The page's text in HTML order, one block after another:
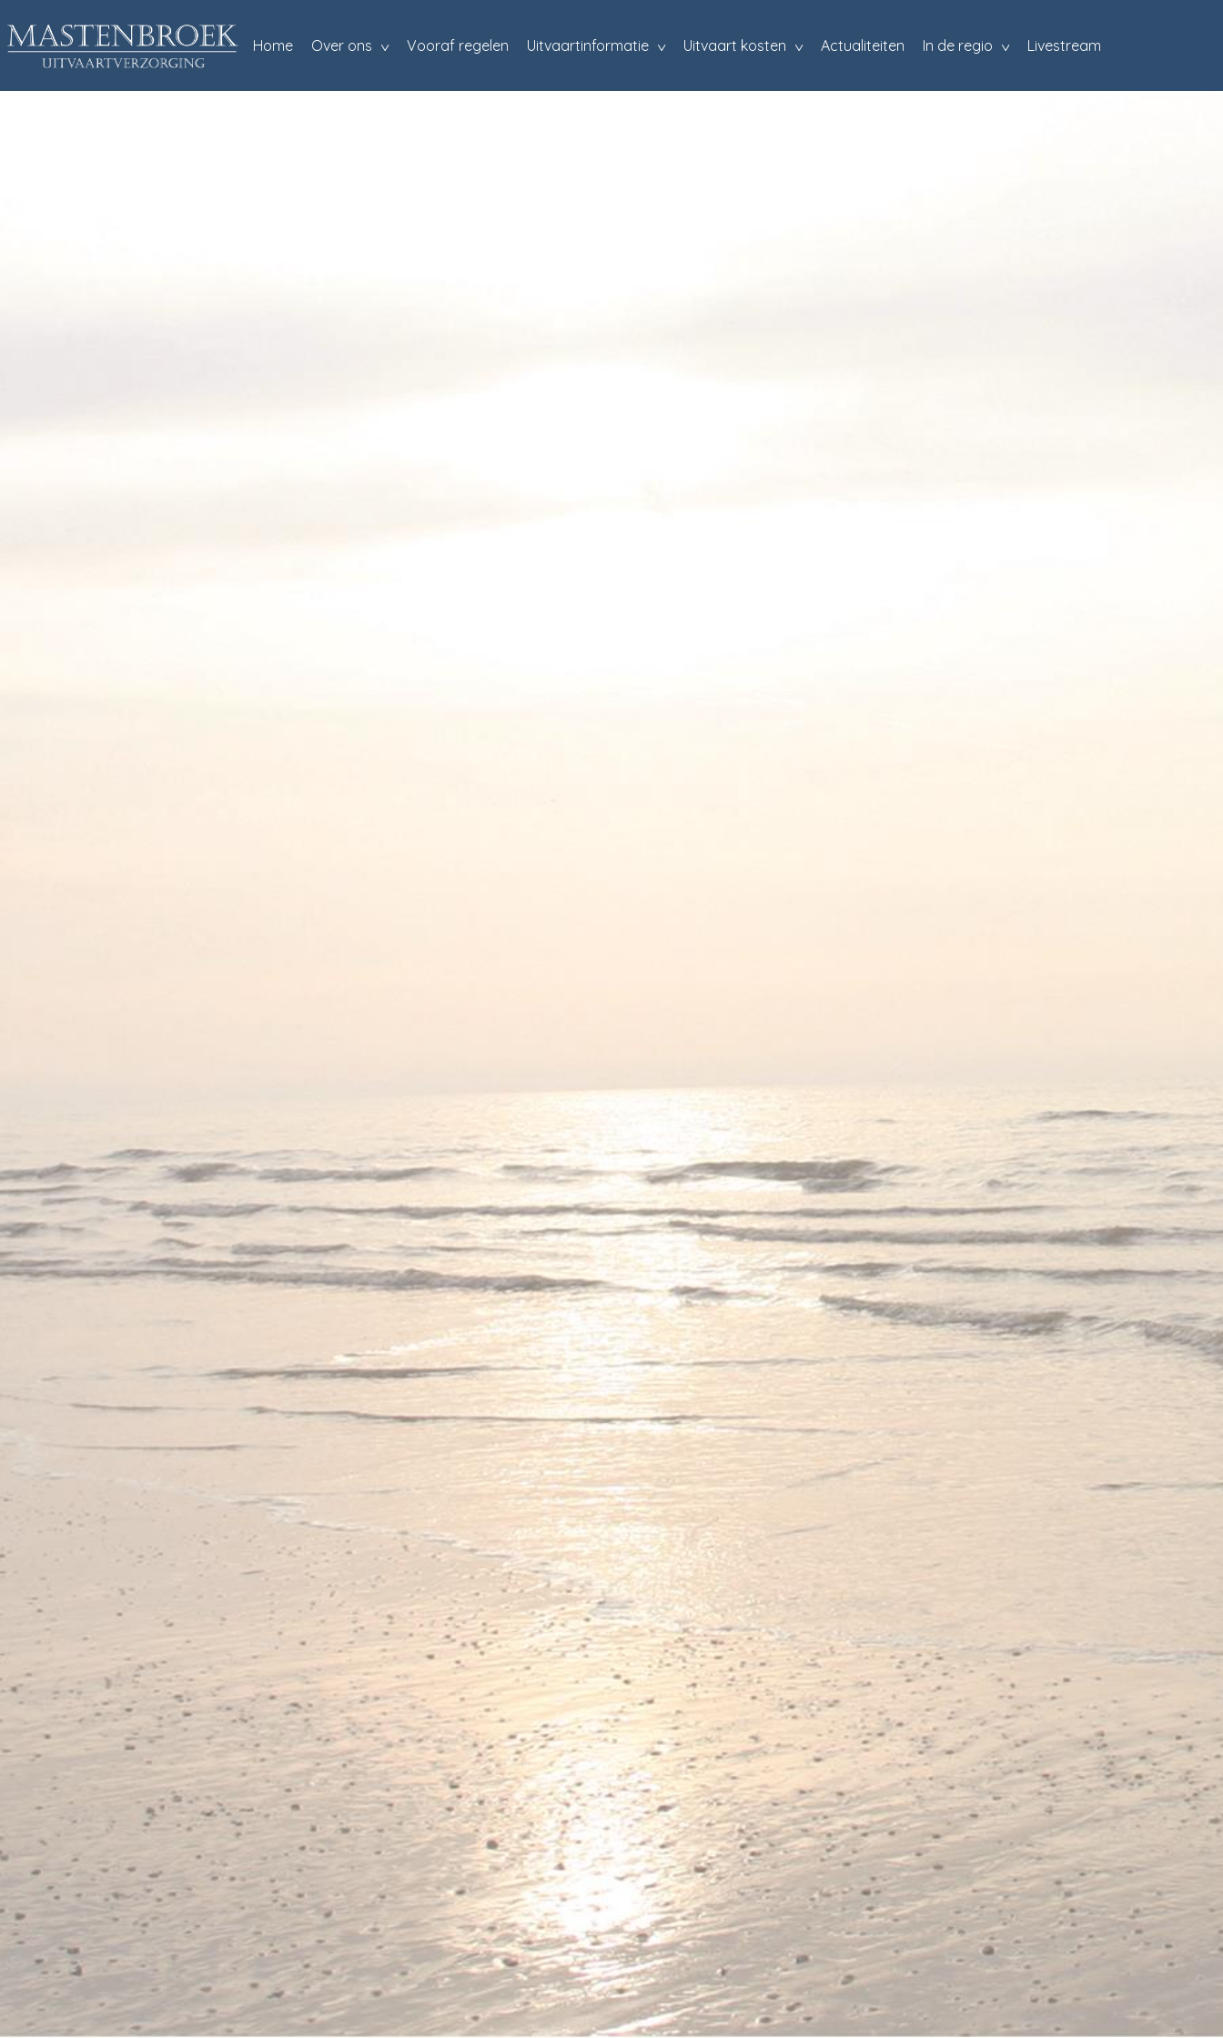
Home Over ons Vooraf regelen Uitvaartinformatie Uitvaart kosten Actualiteiten In de regio Livestream